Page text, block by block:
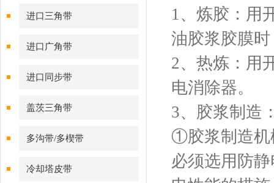
进口三角带
进口广角带
进口同步带
盖茨三角带
多沟带/多楔带
冷却塔皮带
1、炼胶：用
油胶浆胶膜
2、热炼：用
电消除器。
3、胶浆制造
①胶浆制造机
必须选用防